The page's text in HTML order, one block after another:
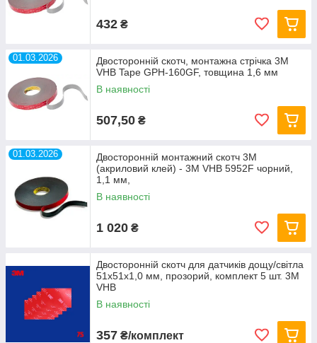
432 ₴
01.03.2026
Двосторонній скотч, монтажна стрічка 3M
VHB Tape GPH-160GF, товщина 1,6 мм
В наявності
507,50 ₴
01.03.2026
Двосторонній монтажний скотч 3M
(акриловий клей) - 3M VHB 5952F чорний,
1,1 мм,
В наявності
1 020 ₴
Двосторонній скотч для датчиків дощу/світла
51х51х1,0 мм, прозорий, комплект 5 шт. 3M
VHB
В наявності
357 ₴/комплект